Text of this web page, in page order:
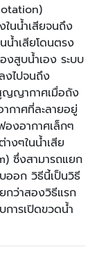
นน้ำเสียจนถึง
ำเสียโดนตรง
งสูบน้ำเอง ระบบ
งไปจนถึง
ญญากาศเมื่อถัง
กาศที่ละลายอยู่
องอากาศเล็กๆ
งๆในน้ำเสีย
ซึ่งสามารถแยก
ออก วิธีนี้เป็นวิธี
กว่าสองวิธีแรก
ารเปิดขวดน้ำ